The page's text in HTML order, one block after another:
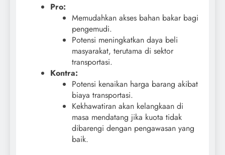
Pro:
Memudahkan akses bahan bakar bagi
pengemudi.
Potensi meningkatkan daya beli
masyarakat, terutama di sektor
transportasi.
Kontra:
Potensi kenaikan harga barang akibat
biaya transportasi.
Kekhawatiran akan kelangkaan di
masa mendatang jika kuota tidak
dibarengi dengan pengawasan yang
baik.